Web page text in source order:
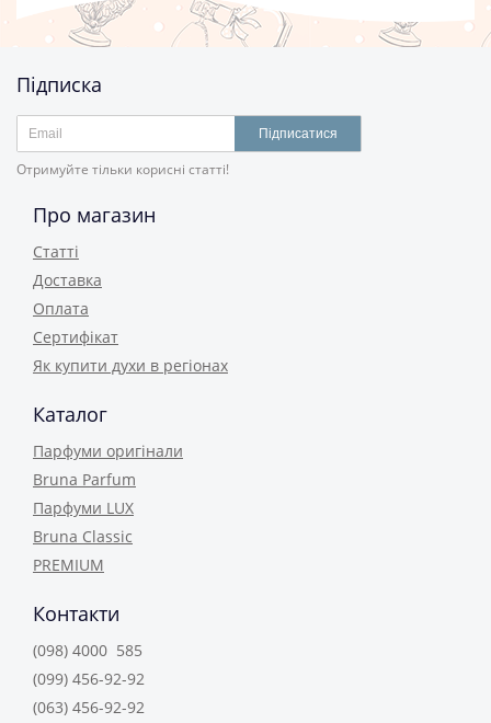
Підписка
Підписатися
Отримуйте тільки корисні статті!
Про магазин
Статті
Доставка
Оплата
Сертифікат
Як купити духи в регіонах
Каталог
Парфуми оригінали
Bruna Parfum
Парфуми LUX
Bruna Classic
PREMIUM
Контакти
(098) 4000 585
(099) 456-92-92
(063) 456-92-92